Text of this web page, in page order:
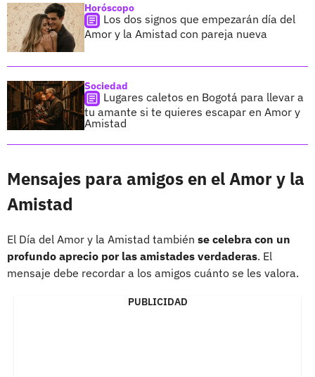
Horóscopo
Los dos signos que empezarán día del
Amor y la Amistad con pareja nueva
Sociedad
Lugares caletos en Bogotá para llevar a
tu amante si te quieres escapar en Amor y
Amistad
Mensajes para amigos en el Amor y la
Amistad
El Día del Amor y la Amistad también se celebra con un
profundo aprecio por las amistades verdaderas. El
mensaje debe recordar a los amigos cuánto se les valora.
PUBLICIDAD